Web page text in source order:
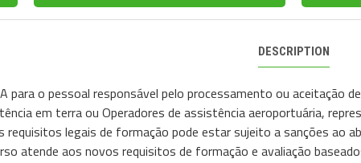
DESCRIPTION
para o pessoal responsável pelo processamento ou aceitação
em terra ou Operadores de assistência aeroportuária,
requisitos legais de formação pode estar sujeito a sanções
atende aos novos requisitos de formação e avaliação